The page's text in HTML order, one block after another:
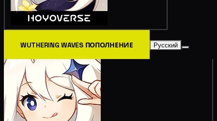
WUTHERING WAVES ПОПОЛНЕНИЕ Русский